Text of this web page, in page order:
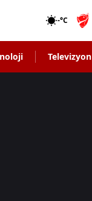
-°C
Televizyon